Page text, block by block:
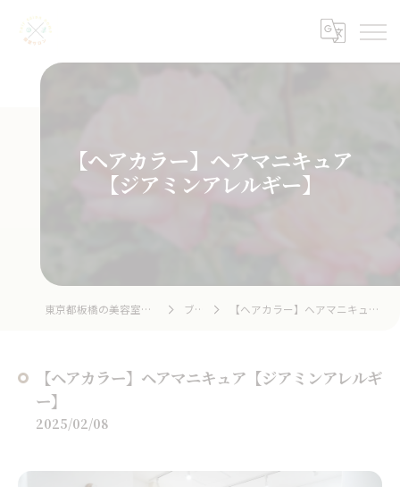
【ヘアカラー】ヘアマニキュア
【ジアミンアレルギー】
東京都板橋の美容室ならhair salon home ブログ 【ヘアカラー】ヘアマニキュア【ジアミンアレルギー】
【ヘアカラー】ヘアマニキュア【ジアミンアレルギ
ー】
2025/02/08